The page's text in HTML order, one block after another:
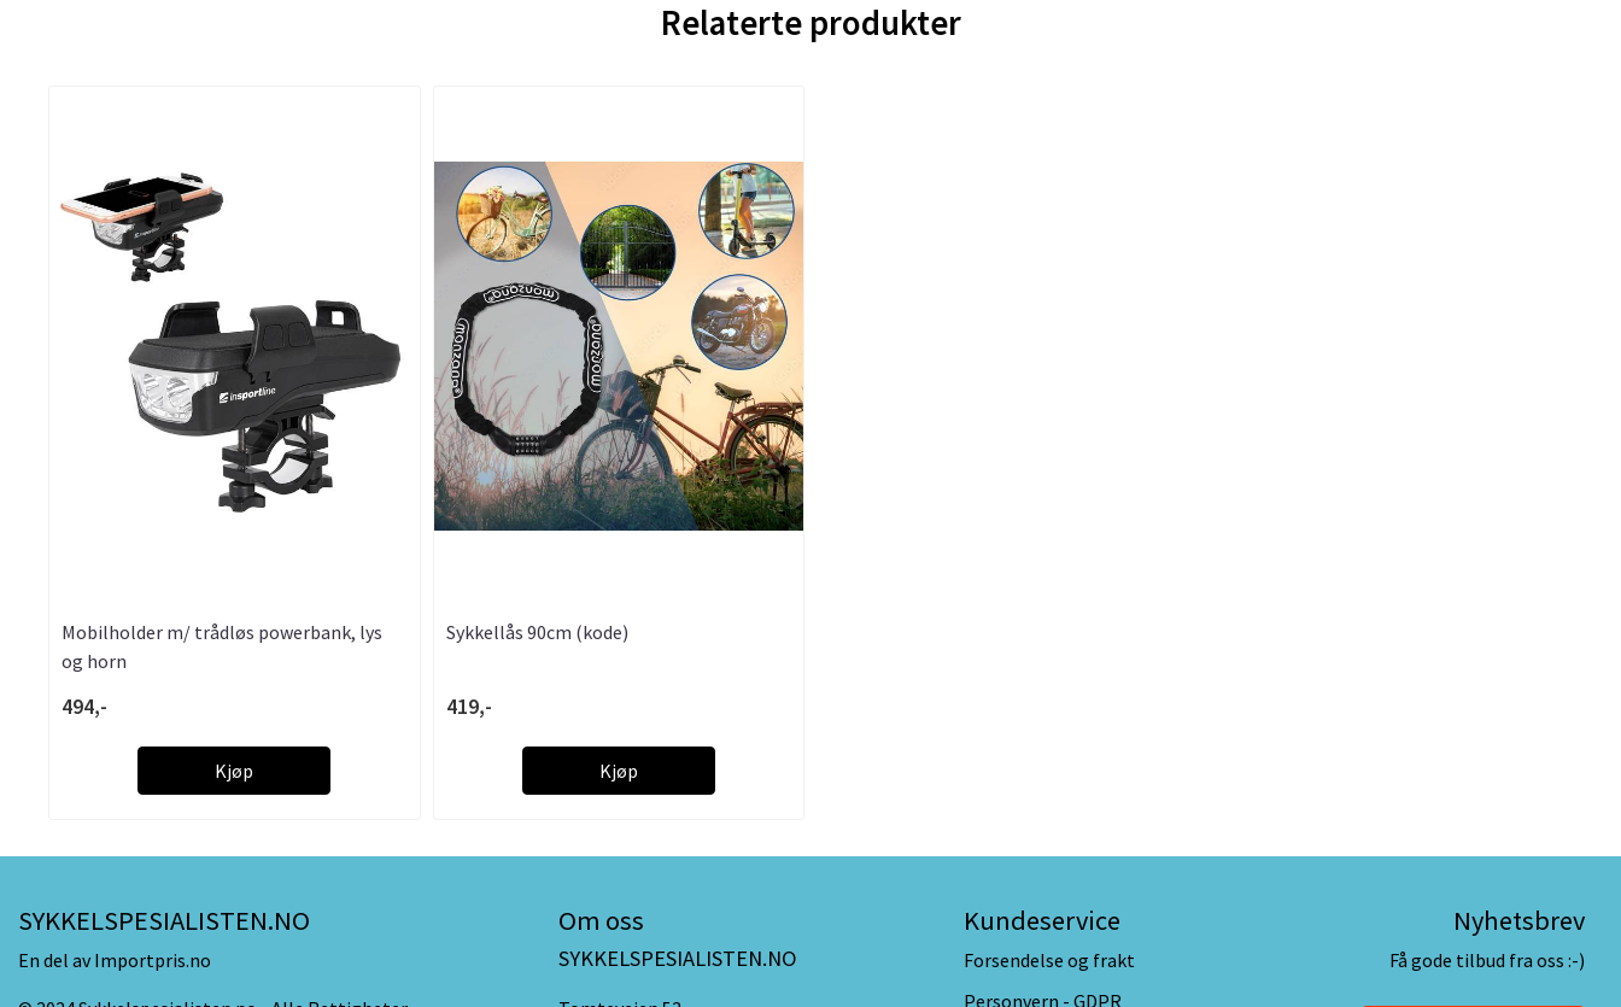
Relaterte produkter
Mobilholder m/ trådløs powerbank, lys
og horn
494,-
Kjøp
Sykkellås 90cm (kode)
419,-
Kjøp
SYKKELSPESIALISTEN.NO
En del av Importpris.no
Om oss
SYKKELSPESIALISTEN.NO
Kundeservice
Forsendelse og frakt
Personvern - GDPR
Nyhetsbrev
Få gode tilbud fra oss :-)